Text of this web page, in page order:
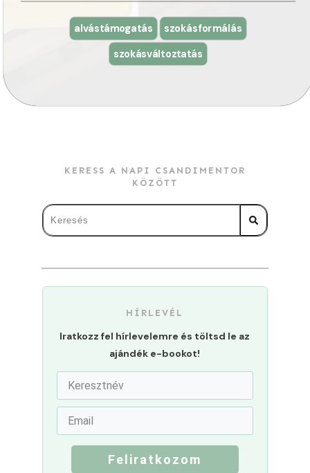
alvástámogatás
szokásformálás
szokásváltoztatás
KERESS A NAPI CSANDIMENTOR
KÖZÖTT
HÍRLEVÉL
Iratkozz fel hírlevelemre és töltsd le az
ajándék e-bookot!
Feliratkozom